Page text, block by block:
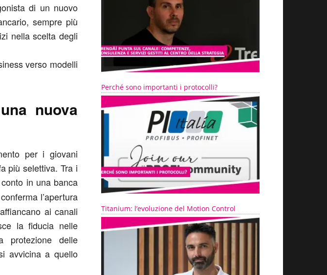
di un nuovo
sempre più
nella scelta degli
verso modelli
nuova
per i giovani
più selettiva. Tra i
in una banca
l’apertura
ai canali
la fiducia nelle
protezione delle
avvicina a quello
Perché sono importanti i protocolli?
Titanium: l’evoluzione del Motion Control